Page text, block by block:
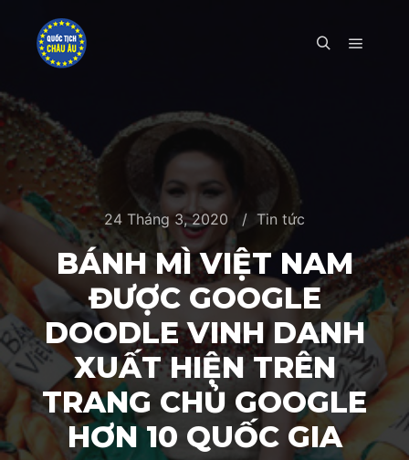
24 Tháng 3, 2020 Tin tức
BÁNH MÌ VIỆT NAM
ĐƯỢC GOOGLE
DOODLE VINH DANH
XUẤT HIỆN TRÊN
TRANG CHỦ GOOGLE
HƠN 10 QUỐC GIA